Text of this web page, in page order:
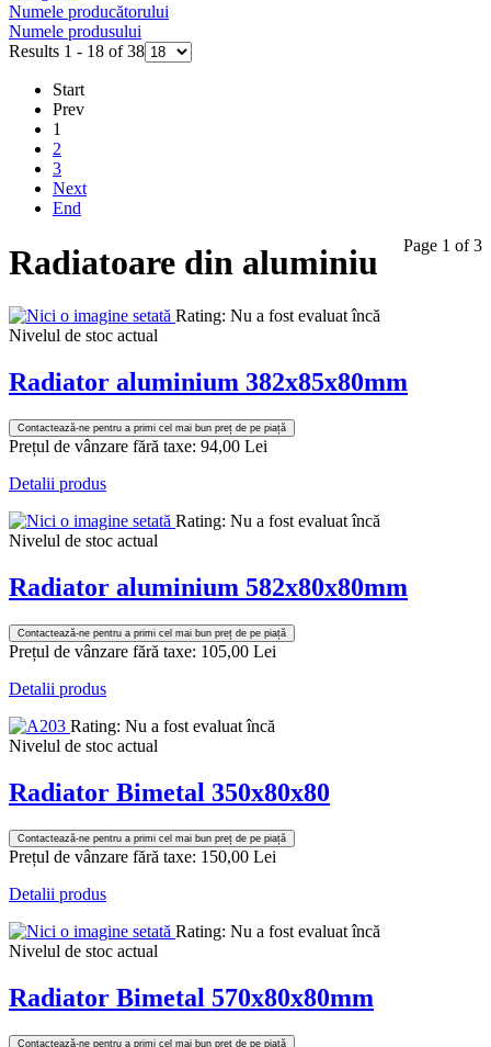
Numele producătorului
Numele produsului
Results 1 - 18 of 38
Start
Prev
1
2
3
Next
End
Page 1 of 3
Radiatoare din aluminiu
Rating: Nu a fost evaluat încă
Nivelul de stoc actual
Radiator aluminium 382x85x80mm
Contactează-ne pentru a primi cel mai bun preț de pe piață
Prețul de vânzare fără taxe: 94,00 Lei
Detalii produs
Rating: Nu a fost evaluat încă
Nivelul de stoc actual
Radiator aluminium 582x80x80mm
Contactează-ne pentru a primi cel mai bun preț de pe piață
Prețul de vânzare fără taxe: 105,00 Lei
Detalii produs
Rating: Nu a fost evaluat încă
Nivelul de stoc actual
Radiator Bimetal 350x80x80
Contactează-ne pentru a primi cel mai bun preț de pe piață
Prețul de vânzare fără taxe: 150,00 Lei
Detalii produs
Rating: Nu a fost evaluat încă
Nivelul de stoc actual
Radiator Bimetal 570x80x80mm
Contactează-ne pentru a primi cel mai bun preț de pe piață